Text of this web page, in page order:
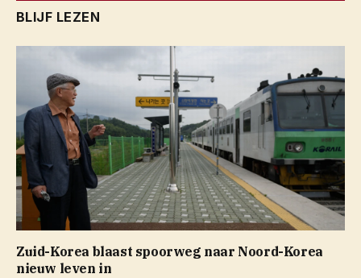
BLIJF LEZEN
Zuid-Korea blaast spoorweg naar Noord-Korea
nieuw leven in